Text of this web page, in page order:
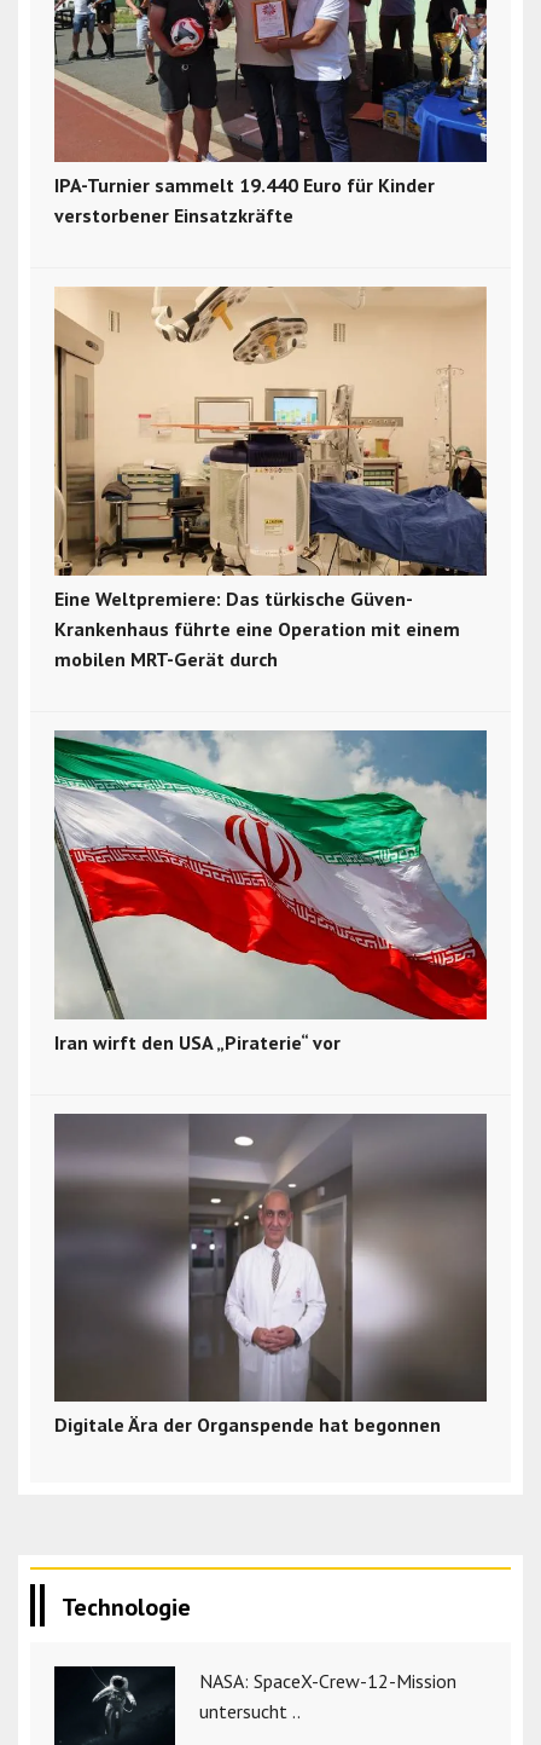
IPA-Turnier sammelt 19.440 Euro für Kinder
verstorbener Einsatzkräfte
Eine Weltpremiere: Das türkische Güven-
Krankenhaus führte eine Operation mit einem
mobilen MRT-Gerät durch
Iran wirft den USA „Piraterie“ vor
Digitale Ära der Organspende hat begonnen
Technologie
NASA: SpaceX-Crew-12-Mission
untersucht ..